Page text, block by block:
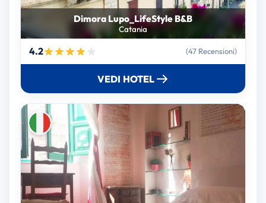
Dimora Lupo_LifeStyle B&B
Catania
4.2 (47 Recensioni)
VEDI HOTEL